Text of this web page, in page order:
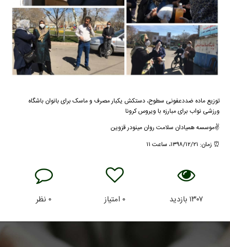
توزیع ماده ضددعفونی سطوح، دستکش یکبار مصرف و ماسک برای بانوان باشگاه
ورزشی نواب برای مبارزه با ویروس کرونا
✌موسسه همیادان سلامت روان مینودر قزوین
⏰ زمان: ۱۳۹۸/۱۲/۲۱، ساعت ۱۱
۱۳۰۷ بازدید ۰ امتیاز ۰ نظر